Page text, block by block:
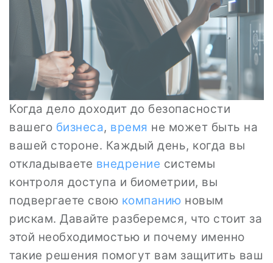
Когда дело доходит до безопасности
вашего бизнеса, время не может быть на
вашей стороне. Каждый день, когда вы
откладываете внедрение системы
контроля доступа и биометрии, вы
подвергаете свою компанию новым
рискам. Давайте разберемся, что стоит за
этой необходимостью и почему именно
такие решения помогут вам защитить ваш